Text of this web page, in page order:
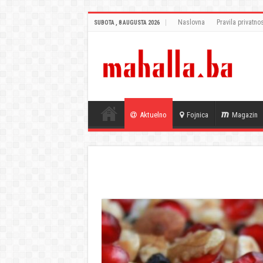
SUBOTA , 8 AUGUSTA 2026 Naslovna Pravila
Aktuelno Fojnica Magazin